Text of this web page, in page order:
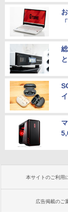
本サイトのご利用
広告掲載のご